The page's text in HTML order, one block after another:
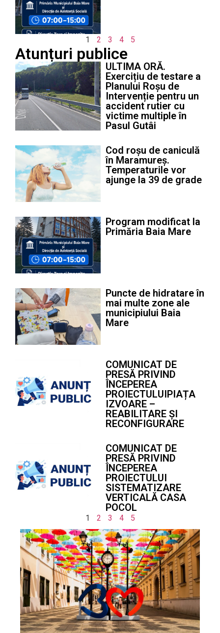
1 2 3 4 5
Atunțuri publice
ULTIMA ORĂ.
Exercițiu de testare a
Planului Roșu de
Intervenție pentru un
accident rutier cu
victime multiple în
Pasul Gutâi
Cod roșu de caniculă
în Maramureș.
Temperaturile vor
ajunge la 39 de grade
Program modificat la
Primăria Baia Mare
Puncte de hidratare în
mai multe zone ale
municipiului Baia
Mare
COMUNICAT DE
PRESĂ PRIVIND
ÎNCEPEREA
PROIECTULUIPIAȚA
IZVOARE –
REABILITARE ȘI
RECONFIGURARE
COMUNICAT DE
PRESĂ PRIVIND
ÎNCEPEREA
PROIECTULUI
SISTEMATIZARE
VERTICALĂ CASA
POCOL
1 2 3 4 5